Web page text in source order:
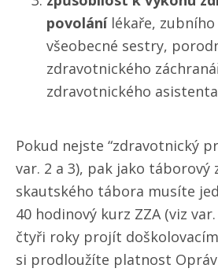
povolání lékaře,
všeobecné sestry,
zdravotnického
zdravotnického asistenta
Pokud nejste “zdravotnický
var. 2 a 3), pak jako táborový
skautského tábora musíte
40 hodinový kurz ZZA (viz
čtyři roky projít
si prodloužíte platnost